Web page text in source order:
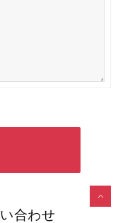
合わせ
こ